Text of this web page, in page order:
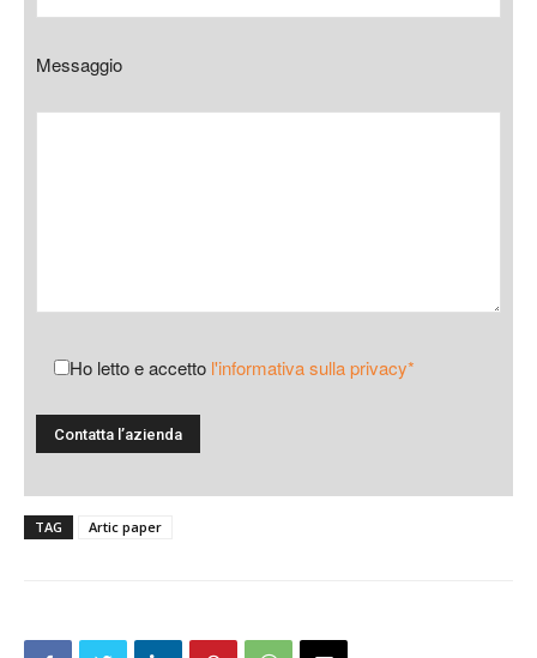
Messaggio
Ho letto e accetto l'informativa sulla privacy*
TAG Artic paper